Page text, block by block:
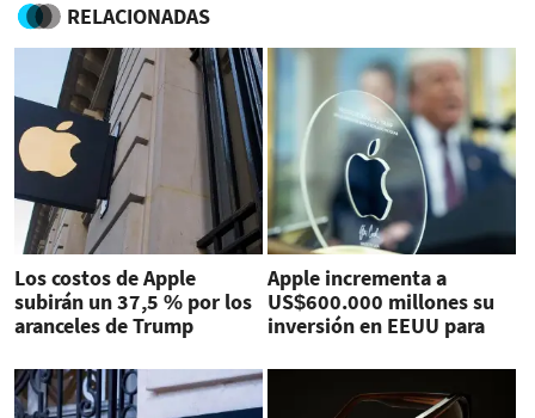
RELACIONADAS
Los costos de Apple
subirán un 37,5 % por los
aranceles de Trump
Apple incrementa a
US$600.000 millones su
inversión en EEUU para